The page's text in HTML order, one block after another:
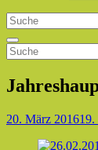
Search
for:
Search
Search
for:
Posted-
20. März 201619.